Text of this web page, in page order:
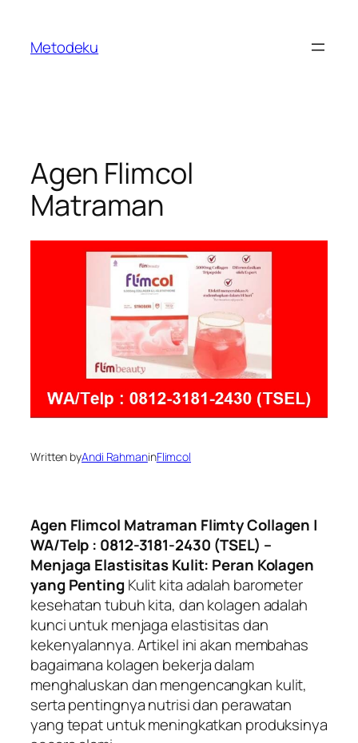
content
Metodeku
Agen Flimcol
Matraman
Written byAndi RahmaninFlimcol
Agen Flimcol Matraman Flimty Collagen |
WA/Telp : 0812-3181-2430 (TSEL) –
Menjaga Elastisitas Kulit: Peran Kolagen
yang Penting Kulit kita adalah barometer
kesehatan tubuh kita, dan kolagen adalah
kunci untuk menjaga elastisitas dan
kekenyalannya. Artikel ini akan membahas
bagaimana kolagen bekerja dalam
menghaluskan dan mengencangkan kulit,
serta pentingnya nutrisi dan perawatan
yang tepat untuk meningkatkan produksinya